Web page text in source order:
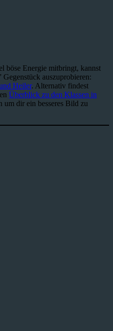
böse Energie mitbringt, kannst
auszuprobieren:
Heiler. Alternativ findest
Überblick zu den Klassen in
um dir ein besseres Bild zu